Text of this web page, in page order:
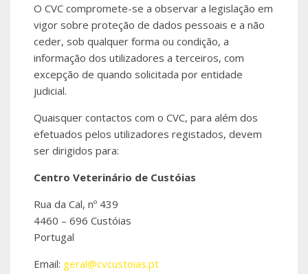
O CVC compromete-se a observar a legislação em
vigor sobre proteção de dados pessoais e a não
ceder, sob qualquer forma ou condição, a
informação dos utilizadores a terceiros, com
excepção de quando solicitada por entidade
judicial.
Quaisquer contactos com o CVC, para além dos
efetuados pelos utilizadores registados, devem
ser dirigidos para:
Centro Veterinário de Custóias
Rua da Cal, nº 439
4460 – 696 Custóias
Portugal
Email: geral@cvcustoias.pt